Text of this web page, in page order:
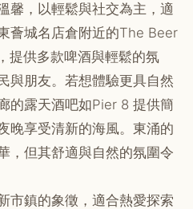
馨，以輕鬆與社交為主，適
薈城名店倉附近的The Beer
提供多款啤酒與輕鬆的氛
與朋友。若想體驗更具自然
的露天酒吧如Pier 8 提供簡
晚享受清新的海風。東涌的
，但其舒適與自然的氛圍令
市鎮的象徵，適合熱愛探索